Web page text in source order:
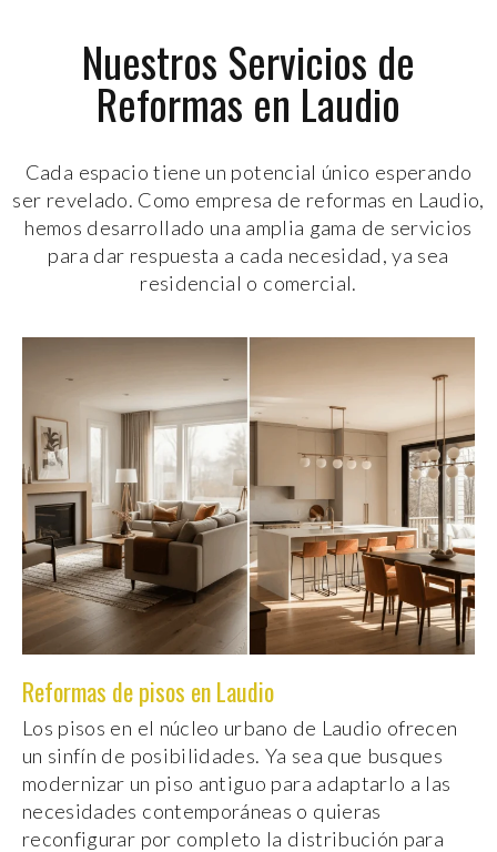
Nuestros Servicios de
Reformas en Laudio
Cada espacio tiene un potencial único esperando
ser revelado. Como empresa de reformas en Laudio,
hemos desarrollado una amplia gama de servicios
para dar respuesta a cada necesidad, ya sea
residencial o comercial.
Reformas de pisos en Laudio
Los pisos en el núcleo urbano de Laudio ofrecen
un sinfín de posibilidades. Ya sea que busques
modernizar un piso antiguo para adaptarlo a las
necesidades contemporáneas o quieras
reconfigurar por completo la distribución para